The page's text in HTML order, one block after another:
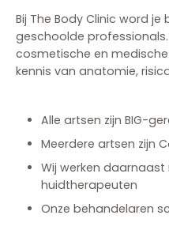
Bij The Body Clinic word
geschoolde
cosmetische en
kennis van anatomie,
Alle artsen zijn BIG-
Meerdere artsen zijn
Wij werken
huidtherapeuten
Onze behandelaren